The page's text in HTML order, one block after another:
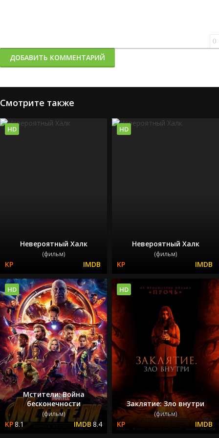
0
ДОБАВИТЬ КОММЕНТАРИЙ
Смотрите также
Невероятный Халк
(фильм)
HD
Невероятный Халк
(фильм)
HD
Мстители: Война
бесконечности
(фильм)
8.1 8.4
HD
Заклятие: Зло внутри
(фильм)
HD